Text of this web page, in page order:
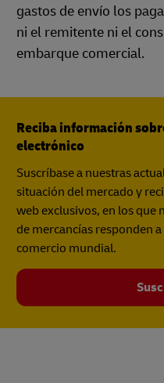
gastos de envío los
ni el remitente ni el
embarque comercial.
Reciba información
electrónico
Suscríbase a nuestras
situación del mercado y
web exclusivos, en los que
de mercancías responden
comercio mundial.